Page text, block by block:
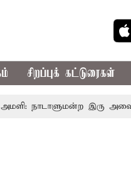
சிறப்புக் கட்டுரைகள்
நாடாளுமன்ற இரு